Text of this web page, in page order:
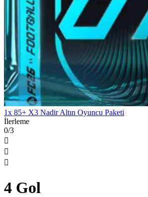
1x 85+ X3 Nadir Altın Oyuncu Paketi
İlerleme
0/3



4 Gol